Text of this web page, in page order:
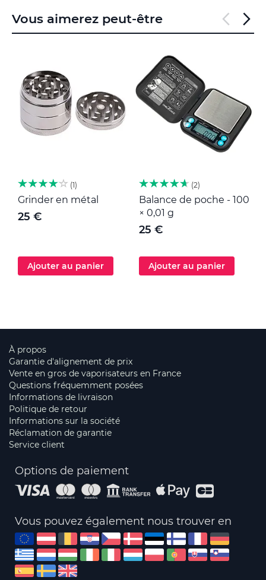
Vous aimerez peut-être
1
Grinder en métal
25 €
Ajouter au panier
2
Balance de poche - 100
× 0,01 g
25 €
Ajouter au panier
À propos
Garantie d'alignement de prix
Vente en gros de vaporisateurs en France
Questions fréquemment posées
Informations de livraison
Politique de retour
Informations sur la société
Réclamation de garantie
Service client
Options de paiement
Vous pouvez également nous trouver en